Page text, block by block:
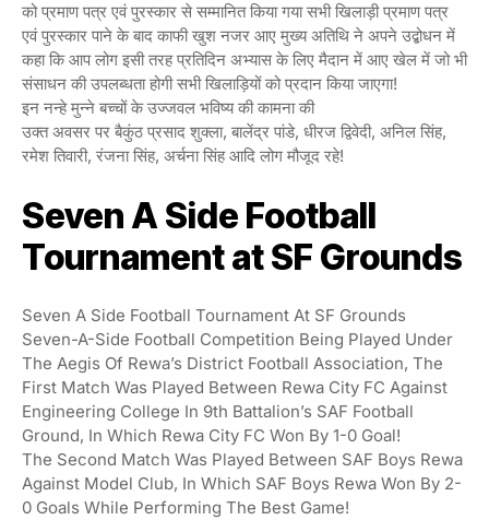
को प्रमाण पत्र एवं पुरस्कार से सम्मानित किया गया सभी खिलाड़ी प्रमाण पत्र
एवं पुरस्कार पाने के बाद काफी खुश नजर आए मुख्य अतिथि ने अपने उद्बोधन में
कहा कि आप लोग इसी तरह प्रतिदिन अभ्यास के लिए मैदान में आए खेल में जो भी
संसाधन की उपलब्धता होगी सभी खिलाड़ियों को प्रदान किया जाएगा!
इन नन्हे मुन्ने बच्चों के उज्जवल भविष्य की कामना की
उक्त अवसर पर बैकुंठ प्रसाद शुक्ला, बालेंद्र पांडे, धीरज द्विवेदी, अनिल सिंह,
रमेश तिवारी, रंजना सिंह, अर्चना सिंह आदि लोग मौजूद रहे!
Seven A Side Football
Tournament at SF Grounds
Seven A Side Football Tournament At SF Grounds
Seven-A-Side Football Competition Being Played Under
The Aegis Of Rewa’s District Football Association, The
First Match Was Played Between Rewa City FC Against
Engineering College In 9th Battalion’s SAF Football
Ground, In Which Rewa City FC Won By 1-0 Goal!
The Second Match Was Played Between SAF Boys Rewa
Against Model Club, In Which SAF Boys Rewa Won By 2-
0 Goals While Performing The Best Game!